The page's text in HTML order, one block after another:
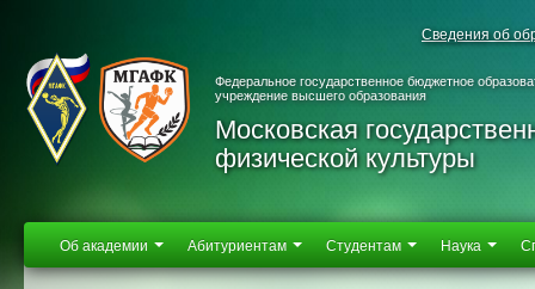
Сведения об
Федеральное государственное бюджетное
учреждение высшего образования
Московская
физической культуры
Об академии Абитуриентам Студентам Наука